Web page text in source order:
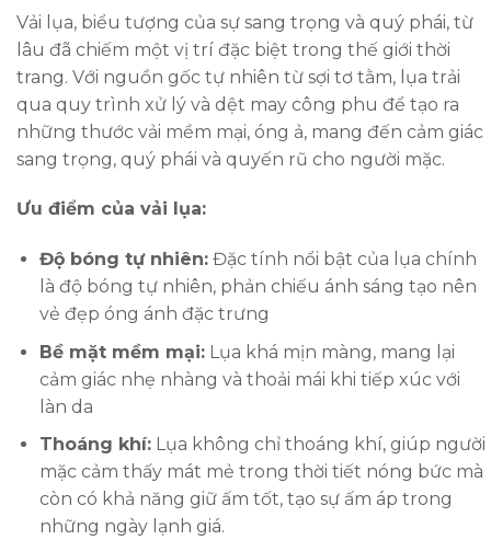
Vải lụa, biểu tượng của sự sang trọng và quý phái, từ
lâu đã chiếm một vị trí đặc biệt trong thế giới thời
trang. Với nguồn gốc tự nhiên từ sợi tơ tằm, lụa trải
qua quy trình xử lý và dệt may công phu để tạo ra
những thước vải mềm mại, óng ả, mang đến cảm giác
sang trọng, quý phái và quyến rũ cho người mặc.
Ưu điểm của vải lụa:
Độ bóng tự nhiên:Đặc tính nổi bật của lụa chính
là độ bóng tự nhiên, phản chiếu ánh sáng tạo nên
vẻ đẹp óng ánh đặc trưng
Bề mặt mềm mại:Lụa khá mịn màng, mang lại
cảm giác nhẹ nhàng và thoải mái khi tiếp xúc với
làn da
Thoáng khí:Lụa không chỉ thoáng khí, giúp người
mặc cảm thấy mát mẻ trong thời tiết nóng bức mà
còn có khả năng giữ ấm tốt, tạo sự ấm áp trong
những ngày lạnh giá.